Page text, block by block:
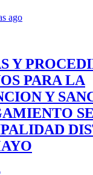
ago
Y
PARA LA
Y